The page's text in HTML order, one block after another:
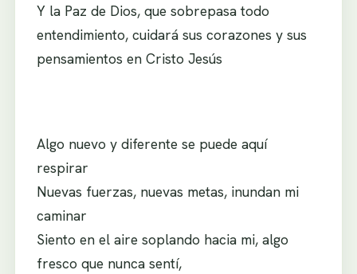
Y la Paz de Dios, que sobrepasa todo
entendimiento, cuidará sus corazones y sus
pensamientos en Cristo Jesús
Algo nuevo y diferente se puede aquí
respirar
Nuevas fuerzas, nuevas metas, inundan mi
caminar
Siento en el aire soplando hacia mi, algo
fresco que nunca sentí,